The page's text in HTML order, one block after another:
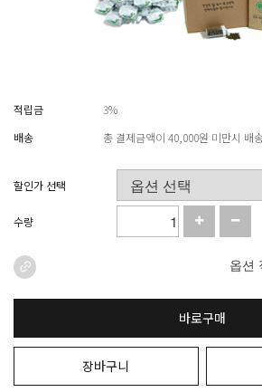
적립금
3%
배송
총 결제금액이 40,000원 미만시 배
할인가 선택
수량
옵션
바로구매
장바구니